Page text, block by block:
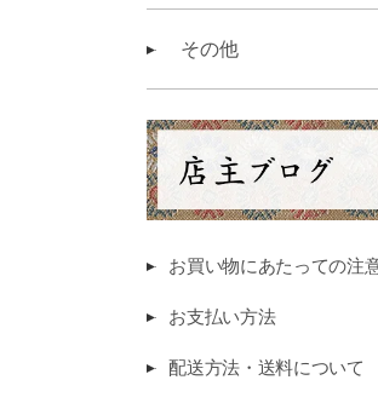
その他
お買い物にあたっての注
お支払い方法
配送方法・送料について